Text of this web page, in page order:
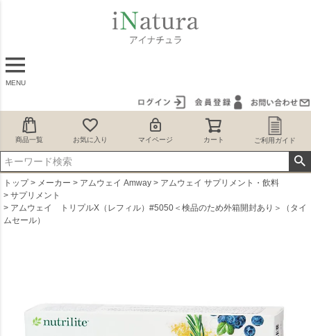
MENU
商品一覧 お気に入り マイページ カート ご利用ガイド
トップ メーカー アムウェイ Amway
アムウェイ サプリメント・飲料
サプリメント
アムウェイ トリプルX（レフィル）#5050＜検品のため外箱開封あり＞（タイ
ムセール）